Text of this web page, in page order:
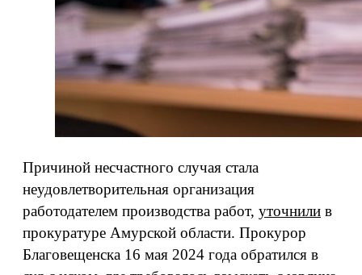
Причиной несчастного случая стала
неудовлетворительная организация
работодателем производства работ, уточнили в
прокуратуре Амурской области. Прокурор
Благовещенска 16 мая 2024 года обратился в